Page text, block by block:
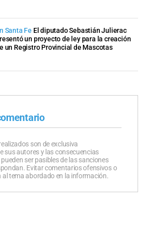
Santa Fe El diputado Sebastián Julierac
un proyecto de ley para la creación
un Registro Provincial de Mascotas
son de exclusiva
sus autores y las consecuencias
ser pasibles de las sanciones
Evitar comentarios ofensivos o
al tema abordado en la información.